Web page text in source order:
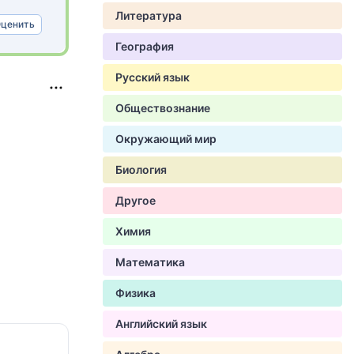
Литература
География
Русский язык
Обществознание
Окружающий мир
Биология
Другое
Химия
Математика
Физика
Английский язык